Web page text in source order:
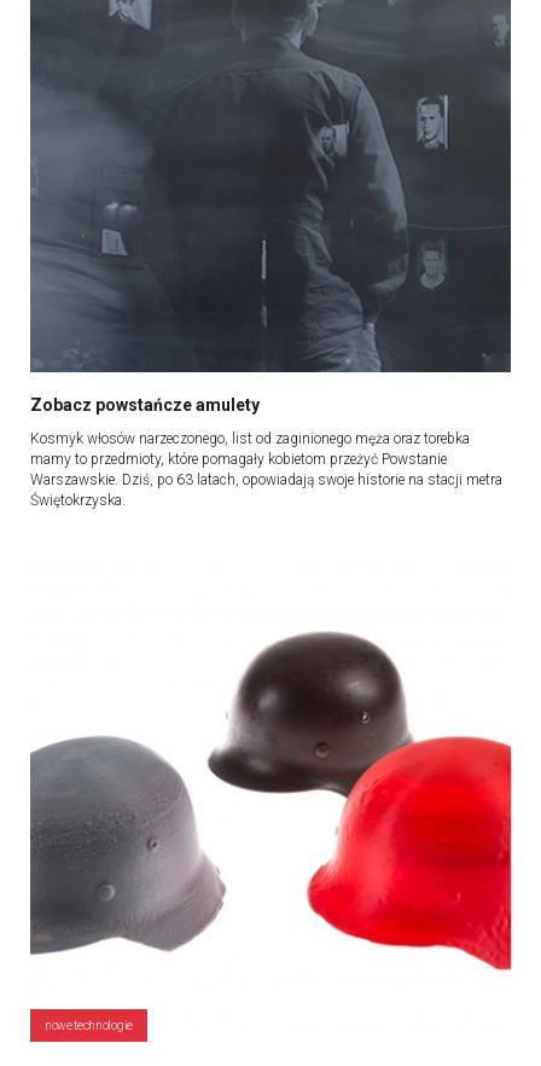
Zobacz powstańcze amulety
Kosmyk włosów narzeczonego, list od zaginionego męża oraz torebka
mamy to przedmioty, które pomagały kobietom przeżyć Powstanie
Warszawskie. Dziś, po 63 latach, opowiadają swoje historie na stacji metra
Świętokrzyska.
nowe technologie